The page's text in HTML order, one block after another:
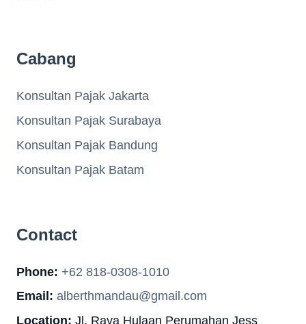
Cabang
Konsultan Pajak Jakarta
Konsultan Pajak Surabaya
Konsultan Pajak Bandung
Konsultan Pajak Batam
Contact
Phone: +62 818-0308-1010
Email: alberthmandau@gmail.com
Location: Jl. Raya Hulaan Perumahan Jess